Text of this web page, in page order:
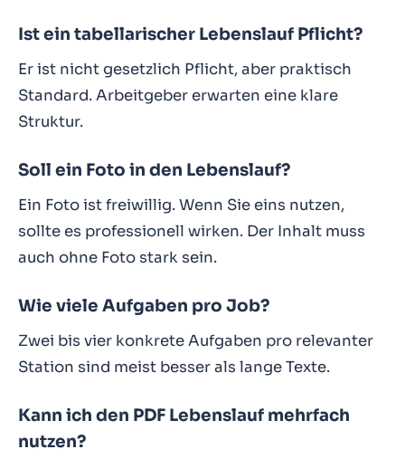
Ist ein tabellarischer Lebenslauf Pflicht?
Er ist nicht gesetzlich Pflicht, aber praktisch
Standard. Arbeitgeber erwarten eine klare
Struktur.
Soll ein Foto in den Lebenslauf?
Ein Foto ist freiwillig. Wenn Sie eins nutzen,
sollte es professionell wirken. Der Inhalt muss
auch ohne Foto stark sein.
Wie viele Aufgaben pro Job?
Zwei bis vier konkrete Aufgaben pro relevanter
Station sind meist besser als lange Texte.
Kann ich den PDF Lebenslauf mehrfach
nutzen?